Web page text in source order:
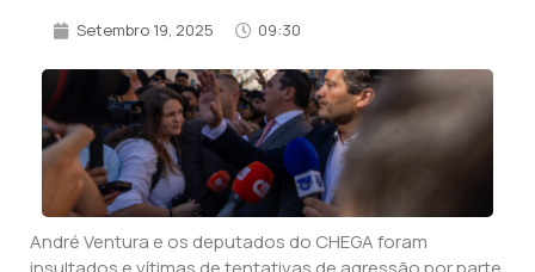
Setembro 19, 2025 09:30
André Ventura e os deputados do CHEGA foram